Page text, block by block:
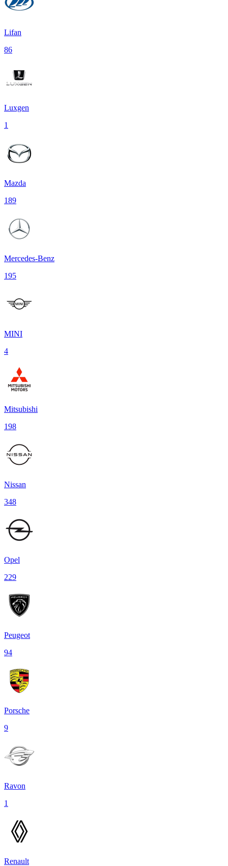
Lifan
86
Luxgen
1
Mazda
189
Mercedes-Benz
195
MINI
4
Mitsubishi
198
Nissan
348
Opel
229
Peugeot
94
Porsche
9
Ravon
1
Renault